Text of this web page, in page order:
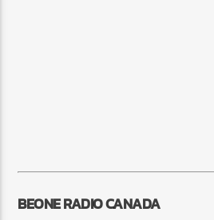
BEONE RADIO CANADA